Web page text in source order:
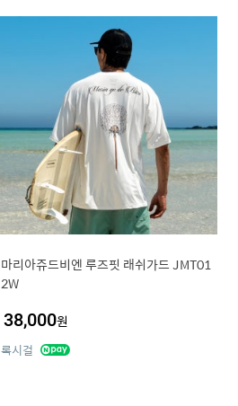
마리아쥬드비엔 루즈핏 래쉬가드 JMT01
2W
38,000원
록시걸